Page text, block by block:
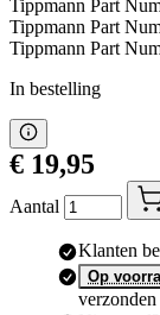
Tippmann Part
Tippmann Part
Tippmann Part
In bestelling
€ 19,95
Klanten
Op